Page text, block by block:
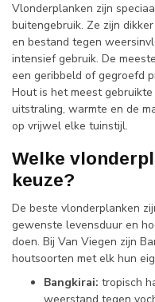
Vlonderplanken zijn
buitengebruik. Ze zijn
en bestand tegen
intensief gebruik. De
een geribbeld of gegroefd
Hout is het meest
uitstraling, warmte en de
op vrijwel elke tuinstijl.
Welke
keuze?
De beste vlonderplanken
gewenste levensduur en
doen. Bij Van Viegen zijn
houtsoorten met elk hun
Bangkirai: tropisch